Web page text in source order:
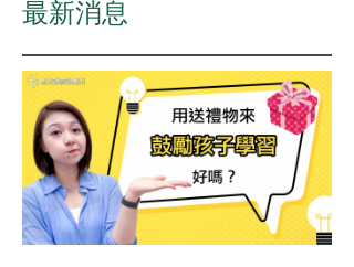
​最新消息